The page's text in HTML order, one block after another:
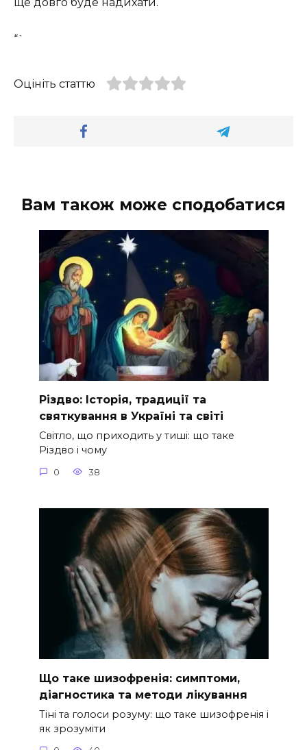
“`
Оцініть статтю
Вам також може сподобатися
Різдво: Історія, традиції та
святкування в Україні та світі
Світло, що приходить у тиші: що таке
Різдво і чому
0 38
Що таке шизофренія: симптоми,
діагностика та методи лікування
Тіні та голоси розуму: що таке шизофренія і
як зрозуміти